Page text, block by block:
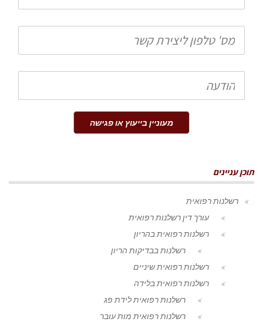
טלפון
הודעה
מעוניין בייעוץ או פגישה
תוכן עניינים
רשלנות רפואית
עורך דין רשלנות רפואית
רשלנות רפואית בהריון
רשלנות בבדיקות הריון
רשלנות רפואית שיניים
רשלנות רפואית בלידה
רשלנות רפואית לידת פג
רשלנות רפואית מות עובר